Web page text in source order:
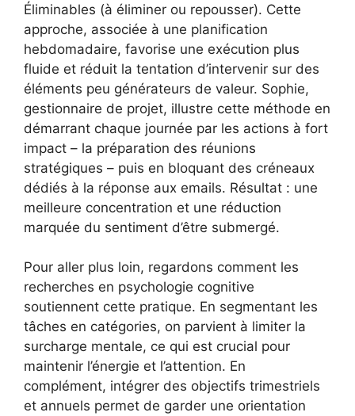
Éliminables (à éliminer ou repousser). Cette
approche, associée à une planification
hebdomadaire, favorise une exécution plus
fluide et réduit la tentation d’intervenir sur des
éléments peu générateurs de valeur. Sophie,
gestionnaire de projet, illustre cette méthode en
démarrant chaque journée par les actions à fort
impact – la préparation des réunions
stratégiques – puis en bloquant des créneaux
dédiés à la réponse aux emails. Résultat : une
meilleure concentration et une réduction
marquée du sentiment d’être submergé.
Pour aller plus loin, regardons comment les
recherches en psychologie cognitive
soutiennent cette pratique. En segmentant les
tâches en catégories, on parvient à limiter la
surcharge mentale, ce qui est crucial pour
maintenir l’énergie et l’attention. En
complément, intégrer des objectifs trimestriels
et annuels permet de garder une orientation